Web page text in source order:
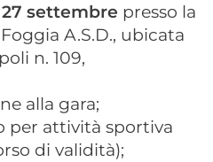
settembre presso la
A.S.D., ubicata
n. 109,
alla gara;
attività sportiva
di validità);